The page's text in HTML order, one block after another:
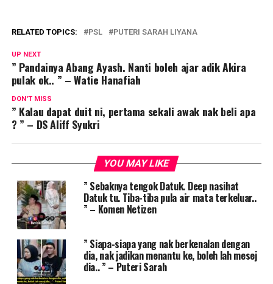
RELATED TOPICS: PSL PUTERI SARAH LIYANA
UP NEXT
” Pandainya Abang Ayash. Nanti boleh ajar adik Akira
pulak ok.. ” – Watie Hanafiah
DON'T MISS
” Kalau dapat duit ni, pertama sekali awak nak beli apa
? ” – DS Aliff Syukri
YOU MAY LIKE
” Sebaknya tengok Datuk. Deep nasihat
Datuk tu. Tiba-tiba pula air mata terkeluar..
” – Komen Netizen
” Siapa-siapa yang nak berkenalan dengan
dia, nak jadikan menantu ke, boleh lah mesej
dia.. ” – Puteri Sarah